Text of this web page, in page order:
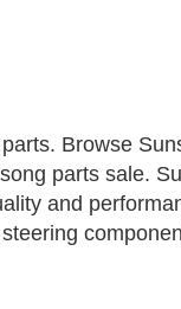
Browse
parts sale.
and